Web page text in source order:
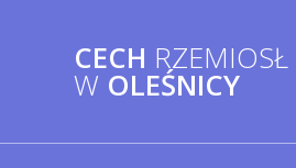
CECH RZEMIOSŁ
W OLEŚNICY